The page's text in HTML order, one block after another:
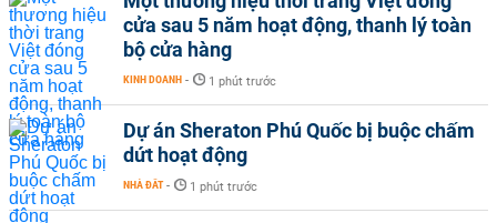
cửa sau 5 năm hoạt động, thanh lý toàn
bộ cửa hàng
KINH DOANH - 1 phút trước
Dự án Sheraton Phú Quốc bị buộc chấm
dứt hoạt động
NHÀ ĐẤT - 1 phút trước